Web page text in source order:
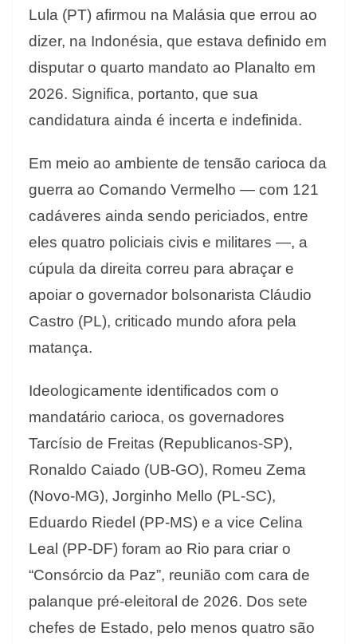
Lula (PT) afirmou na Malásia que errou ao
dizer, na Indonésia, que estava definido em
disputar o quarto mandato ao Planalto em
2026. Significa, portanto, que sua
candidatura ainda é incerta e indefinida.
Em meio ao ambiente de tensão carioca da
guerra ao Comando Vermelho — com 121
cadáveres ainda sendo periciados, entre
eles quatro policiais civis e militares —, a
cúpula da direita correu para abraçar e
apoiar o governador bolsonarista Cláudio
Castro (PL), criticado mundo afora pela
matança.
Ideologicamente identificados com o
mandatário carioca, os governadores
Tarcísio de Freitas (Republicanos-SP),
Ronaldo Caiado (UB-GO), Romeu Zema
(Novo-MG), Jorginho Mello (PL-SC),
Eduardo Riedel (PP-MS) e a vice Celina
Leal (PP-DF) foram ao Rio para criar o
“Consórcio da Paz”, reunião com cara de
palanque pré-eleitoral de 2026. Dos sete
chefes de Estado, pelo menos quatro são